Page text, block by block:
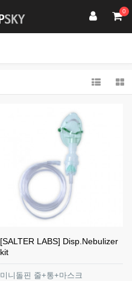
0
[SALTER LABS] Disp.Nebulizer
kit
미니돌핀 줄+통+마스크